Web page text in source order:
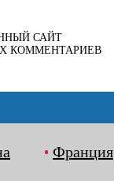
САЙТ
КОММЕНТАРИЕВ
Франция